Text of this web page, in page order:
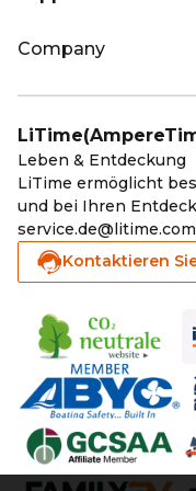
Ladegeräte
Zubehör
Wie neu Batterien
Marine-Trolling
Solar-Lithium-
Kälte-Lithium-
Elektromobilität-
Meine Bestellung
Rückgabe &
Garantie
Garantie-Politik
Serviceleistung
Zahlungsarten
Datenschutz
Company
LiTime-
Affiliate Program
Blog
Kontakt
Leben & Entdeckung
LiTime ermöglicht
und bei Ihren
service.de@litime.com
Kontaktieren